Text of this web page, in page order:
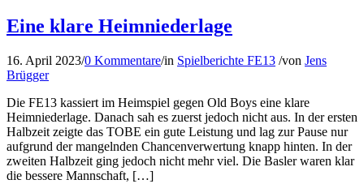
Eine klare Heimniederlage
16. April 2023/0 Kommentare/in Spielberichte FE13 /von Jens
Brügger
Die FE13 kassiert im Heimspiel gegen Old Boys eine klare
Heimniederlage. Danach sah es zuerst jedoch nicht aus. In der ersten
Halbzeit zeigte das TOBE ein gute Leistung und lag zur Pause nur
aufgrund der mangelnden Chancenverwertung knapp hinten. In der
zweiten Halbzeit ging jedoch nicht mehr viel. Die Basler waren klar
die bessere Mannschaft, […]